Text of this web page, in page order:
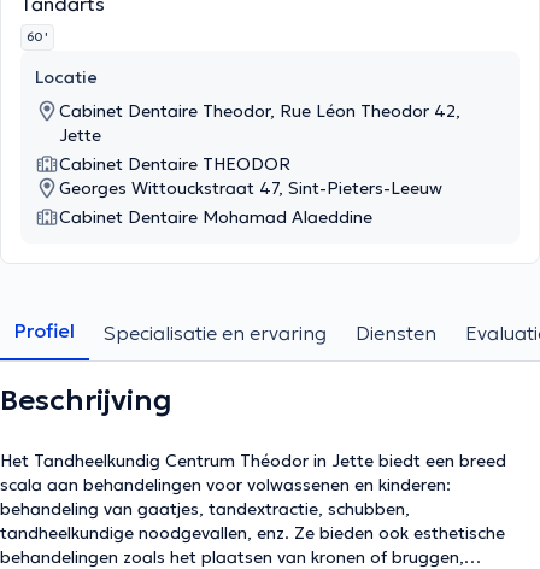
60 '
Locatie
Cabinet Dentaire Theodor, Rue Léon Theodor 42,
Jette
Cabinet Dentaire THEODOR
Georges Wittouckstraat 47, Sint-Pieters-Leeuw
Cabinet Dentaire Mohamad Alaeddine
Profiel Specialisatie en ervaring Diensten
Beschrijving
Het Tandheelkundig Centrum Théodor in Jette biedt een breed
scala aan behandelingen voor volwassenen en kinderen:
behandeling van gaatjes, tandextractie, schubben,
tandheelkundige noodgevallen, enz. Ze bieden ook esthetische
behandelingen zoals het plaatsen van kronen of bruggen,